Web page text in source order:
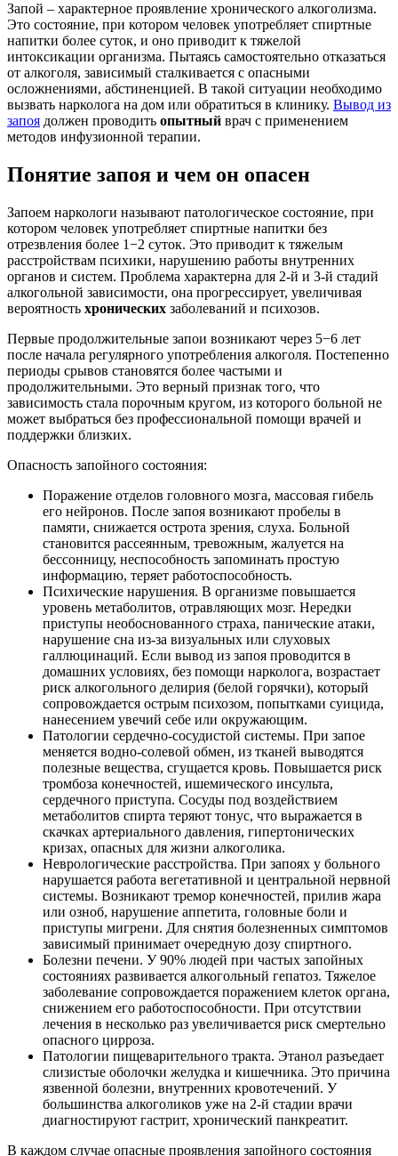
Запой – характерное проявление хронического алкоголизма.
Это состояние, при котором человек употребляет спиртные
напитки более суток, и оно приводит к тяжелой
интоксикации организма. Пытаясь самостоятельно отказаться
от алкоголя, зависимый сталкивается с опасными
осложнениями, абстиненцией. В такой ситуации необходимо
вызвать нарколога на дом или обратиться в клинику. Вывод из
запоя должен проводить опытный врач с применением
методов инфузионной терапии.
Понятие запоя и чем он опасен
Запоем наркологи называют патологическое состояние, при
котором человек употребляет спиртные напитки без
отрезвления более 1−2 суток. Это приводит к тяжелым
расстройствам психики, нарушению работы внутренних
органов и систем. Проблема характерна для 2-й и 3-й стадий
алкогольной зависимости, она прогрессирует, увеличивая
вероятность хронических заболеваний и психозов.
Первые продолжительные запои возникают через 5−6 лет
после начала регулярного употребления алкоголя. Постепенно
периоды срывов становятся более частыми и
продолжительными. Это верный признак того, что
зависимость стала порочным кругом, из которого больной не
может выбраться без профессиональной помощи врачей и
поддержки близких.
Опасность запойного состояния:
Поражение отделов головного мозга, массовая гибель
его нейронов. После запоя возникают пробелы в
памяти, снижается острота зрения, слуха. Больной
становится рассеянным, тревожным, жалуется на
бессонницу, неспособность запоминать простую
информацию, теряет работоспособность.
Психические нарушения. В организме повышается
уровень метаболитов, отравляющих мозг. Нередки
приступы необоснованного страха, панические атаки,
нарушение сна из-за визуальных или слуховых
галлюцинаций. Если вывод из запоя проводится в
домашних условиях, без помощи нарколога, возрастает
риск алкогольного делирия (белой горячки), который
сопровождается острым психозом, попытками суицида,
нанесением увечий себе или окружающим.
Патологии сердечно-сосудистой системы. При запое
меняется водно-солевой обмен, из тканей выводятся
полезные вещества, сгущается кровь. Повышается риск
тромбоза конечностей, ишемического инсульта,
сердечного приступа. Сосуды под воздействием
метаболитов спирта теряют тонус, что выражается в
скачках артериального давления, гипертонических
кризах, опасных для жизни алкоголика.
Неврологические расстройства. При запоях у больного
нарушается работа вегетативной и центральной нервной
системы. Возникают тремор конечностей, прилив жара
или озноб, нарушение аппетита, головные боли и
приступы мигрени. Для снятия болезненных симптомов
зависимый принимает очередную дозу спиртного.
Болезни печени. У 90% людей при частых запойных
состояниях развивается алкогольный гепатоз. Тяжелое
заболевание сопровождается поражением клеток органа,
снижением его работоспособности. При отсутствии
лечения в несколько раз увеличивается риск смертельно
опасного цирроза.
Патологии пищеварительного тракта. Этанол разъедает
слизистые оболочки желудка и кишечника. Это причина
язвенной болезни, внутренних кровотечений. У
большинства алкоголиков уже на 2-й стадии врачи
диагностируют гастрит, хронический панкреатит.
В каждом случае опасные проявления запойного состояния